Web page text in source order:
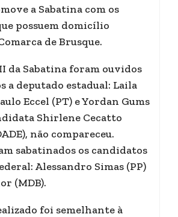
a Sabatina com os
possuem domicílio
de Brusque.
da Sabatina foram ouvidos
a deputado estadual: Laila
Eccel (PT) e Yordan Gums
Shirlene Cecatto
não compareceu.
sabatinados os candidatos
Alessandro Simas (PP)
(MDB).
foi semelhante à